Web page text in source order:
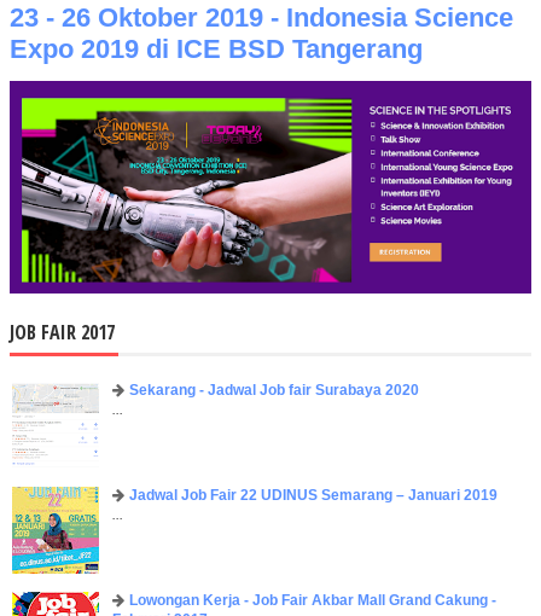
23 - 26 Oktober 2019 - Indonesia Science
Expo 2019 di ICE BSD Tangerang
JOB FAIR 2017
Sekarang - Jadwal Job fair Surabaya 2020
...
Jadwal Job Fair 22 UDINUS Semarang – Januari 2019
...
Lowongan Kerja - Job Fair ​Akbar ​Mall Grand Cakung -